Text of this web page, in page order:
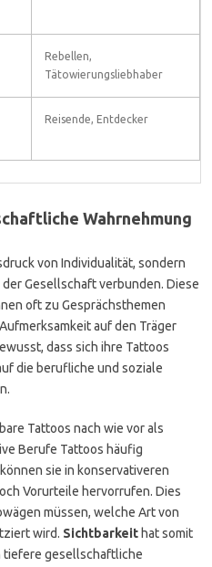
Rebellen,
Tätowierungsliebhaber
Reisende, Entdecker
Wahrnehmung
von Individualität, sondern
Gesellschaft verbunden. Diese
oft zu Gesprächsthemen
auf den Träger
dass sich ihre Tattoos
die berufliche und soziale
Tattoos nach wie vor als
Berufe Tattoos häufig
sie in konservativeren
Vorurteile hervorrufen. Dies
müssen, welche Art von
wird. Sichtbarkeit hat somit
tiefere gesellschaftliche